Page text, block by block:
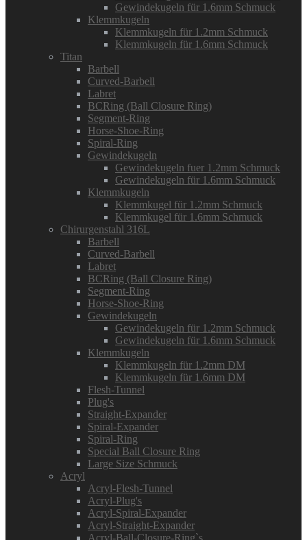
Gewindekugeln für 1.6mm Schmuck
Klemmkugeln
Klemmkugeln für 1.2mm Schmuck
Klemmkugeln für 1.6mm Schmuck
Titan
Barbell
Curved-Barbell
Labret
BCRing (Ball Closure Ring)
Segment-Ring
Horse-Shoe-Ring
Spiral-Ring
Gewindekugeln
Gewindekugeln fuer 1.2mm Schmuck
Gewindekugeln für 1.6mm Schmuck
Klemmkugeln
Klemmkugel für 1.2mm Schmuck
Klemmkugel für 1.6mm Schmuck
Chirurgenstahl 316L
Barbell
Curved-Barbell
Labret
BCRing (Ball Closure Ring)
Segment-Ring
Horse-Shoe-Ring
Gewindekugeln
Gewindekugeln für 1.2mm Schmuck
Gewindekugeln für 1.6mm Schmuck
Klemmkugeln
Klemmkugeln für 1.2mm DM
Klemmkugeln für 1.6mm DM
Flesh-Tunnel
Plug's
Straight-Expander
Spiral-Expander
Spiral-Ring
Special Ball Closure Ring
Large Size Schmuck
Acryl
Acryl-Flesh-Tunnel
Acryl-Plug's
Acryl-Spiral-Expander
Acryl-Straight-Expander
Acryl-Ball-Closure-Ring`s